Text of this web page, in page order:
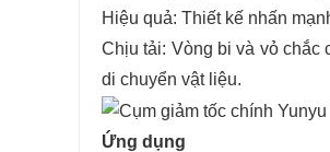
Hiệu quả: Thiết kế nhấn
Chịu tải: Vòng bi và vỏ chắc
di chuyển vật liệu.
Ứng dụng